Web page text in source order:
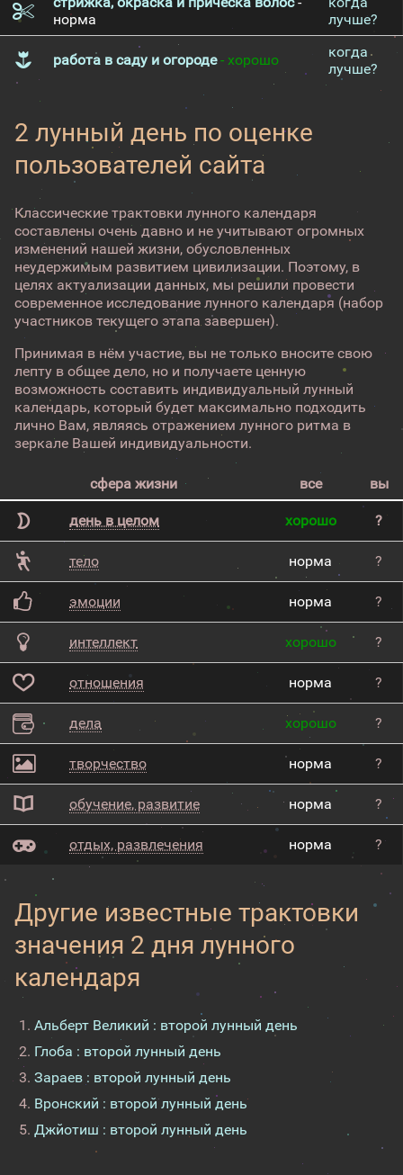
норма
лучше?
работа в саду и огороде- хорошо
когда
лучше?
2 лунный день по оценке
пользователей сайта
Классические трактовки лунного календаря
составлены очень давно и не учитывают огромных
изменений нашей жизни, обусловленных
неудержимым развитием цивилизации. Поэтому, в
целях актуализации данных, мы решили провести
современное исследование лунного календаря (набор
участников текущего этапа завершен).
Принимая в нём участие, вы не только вносите свою
лепту в общее дело, но и получаете ценную
возможность составить индивидуальный лунный
календарь, который будет максимально подходить
лично Вам, являясь отражением лунного ритма в
зеркале Вашей индивидуальности.
сфера жизни все вы
день в целом хорошо ?
тело норма ?
эмоции норма ?
интеллект хорошо ?
отношения норма ?
дела хорошо ?
творчество норма ?
обучение, развитие норма ?
отдых, развлечения норма ?
Другие известные трактовки
значения 2 дня лунного
календаря
Альберт Великий : второй лунный день
Глоба : второй лунный день
Зараев : второй лунный день
Вронский : второй лунный день
Джйотиш : второй лунный день